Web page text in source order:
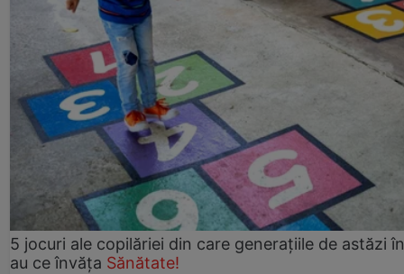
5 jocuri ale copilăriei din care generațiile de astăzi
au ce învăța Sănătate!